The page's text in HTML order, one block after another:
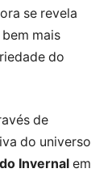
se revela
mais
do
de
do universo
Invernal em